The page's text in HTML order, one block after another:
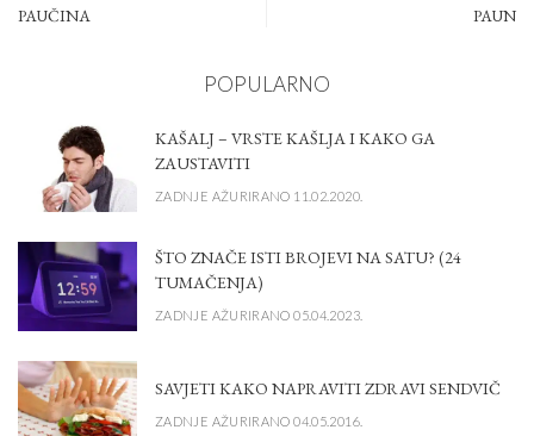
PAUČINA PAUN
POPULARNO
KAŠALJ – VRSTE KAŠLJA I KAKO GA
ZAUSTAVITI
ZADNJE AŽURIRANO 11.02.2020.
ŠTO ZNAČE ISTI BROJEVI NA SATU? (24
TUMAČENJA)
ZADNJE AŽURIRANO 05.04.2023.
SAVJETI KAKO NAPRAVITI ZDRAVI SENDVIČ
ZADNJE AŽURIRANO 04.05.2016.